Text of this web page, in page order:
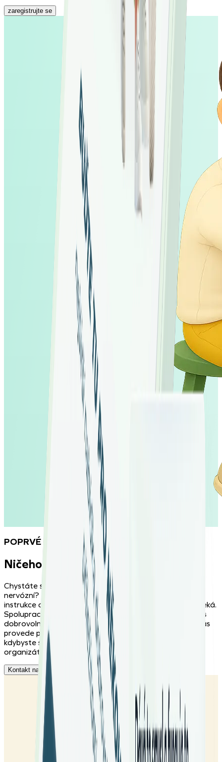
zaregistrujte se
POPRVÉ DOBROVOLNÍKEM
Ničeho se nebojte – nejste v tom sami
Chystáte se dobrovolničit poprvé a jste z toho trochu
nervózní? Není se čeho bát. Projděte si ještě jednou
instrukce od pořadatelské organizace, ať víte, co vás čeká.
Spolupracujeme jen s ověřenými neziskovkami, které to s
dobrovolníky umí – po ruce budete mít parťáka, který vás
provede prvními momenty a ukáže vám, co a jak. A
kdybyste se aktivity nemohli zúčastnit, dejte
organizátorům určitě vědět.
Kontakt na podporu